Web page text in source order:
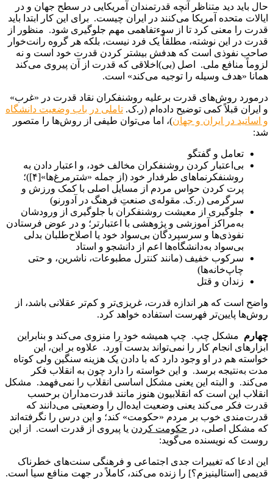
حال باید دید متناظر آنچه قدرتمندان آمریکایی در سطح جهان و در
ایالات متحده آمریکا می‌کنند در ایران چیست. برای این کار ابتدا باید
قدرت را معنی کرد تا از سوءتفاهمی مهم جلوگیری شود. منظور از
قدرت در این نوشته، مطلقاً یک فرد نیست، بلکه هر گروه رانت‌خوار
صاحب نفوذی است که هدفش بیشتر کردن قدرت خود است و نه
لزوماً منافع ملی. اصل (بی)اخلاقی که قدرت از آن پیروی می‌کند
همانا «هدف وسیله را توجیه می‌کند» است.
درمورد روش‌های قدرت برعلیه روشنفکران نقاد قدرت در «غرب»
و ایران قبلاً کمی توضیح داده‌ام (ر.ک. تاملی در باب وضعیت دانشگاه
و اساتید در ایران و جهان)، اما می‌توان طیفی از روش‌ها را متصور
شد:
تعامل و گفتگو
بی‌اعتبار کردن روشنفکران مخالف خود، و اعتبار دادن به
روشنفکرنماهای طرفدار خود (از جمله «شترمرغ‌ها»[۴])؛
پرت کردن حواس مردم از مسایل اصلی با کمک ورزش و
سرگرمی (ر.ک. مقوله‌ی صنعتِ فرهنگ در آدورنو)
جلوگیری از معیشت روشنفکران با جلوگیری از ورودشان
به‌مراکز آموزشی و پژوهشی با اعتبارتر؛ و در عوض فرستادن
نفوذی‌ها و سرسپردگان بی‌سواد خود یا اصلاح‌طلبان بدلی
بی‌سواد به‌دانشگاه‌ها اعم از دانشجو و استاد
سرکوب خفیف (مانند کنترل مطبوعات، ناشرین، و حتی
چاپ‌خانه‌ها)
زندان و قتل
واضح است که هر اندازه قدرت، غریزی‌تر و کم‌تر عقلانی باشد، از
روش‌ها پایین‌تر فهرست استفاده خواهد کرد.
چهارم مشکل چپ. چپ همیشه خود را منزوی می‌کند و بنابراین
ابزارهای انجام کار را نمی‌تواند بدست آورد. علاوه بر این، این
خواسته هم در او وجود دارد که با دادن یک هزینه سنگین ولی کوتاه
مدت به‌نتیجه برسد. و این خواسته را دارد چون به انقلاب فکر
می‌کند. و البته این یعنی مشکل اساسی انقلاب را نمی‌فهمد. مشکل
انقلاب این است که انقلابیون هنوز مانند قدرت‌مداران برحسب
قدرت فکر می‌کند یعنی وضعیت ایده‌ال را وضعیتی می‌دانند که
قدرت‌مندی خوب بر مردم «حکومت» کند؛ و این درس را نگرفته‌اند
که مشکل اصلی، در حکومت کردن یا پیروی از قدرت است. از این
روست که نویسنده می‌گوید:
این ادعا که تغییرات جدی اجتماعی و فرهنگی سنت‌های خطرناک
قدیمی [استالینیزم؟] را زنده می‌کند، کاملاً در جهت منافع سیا است.